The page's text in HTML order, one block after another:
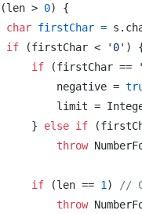
(len > 0) {
char firstChar =
if (firstChar < '0' )
if (firstChar ==
negative =
limit =
}
else if
throw
if (len == 1 )
//
throw